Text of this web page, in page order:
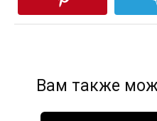
Вам также